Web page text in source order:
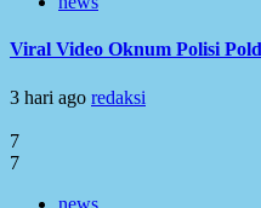
Viral Video Oknum Polisi
3 hari ago redaksi
7
7
news